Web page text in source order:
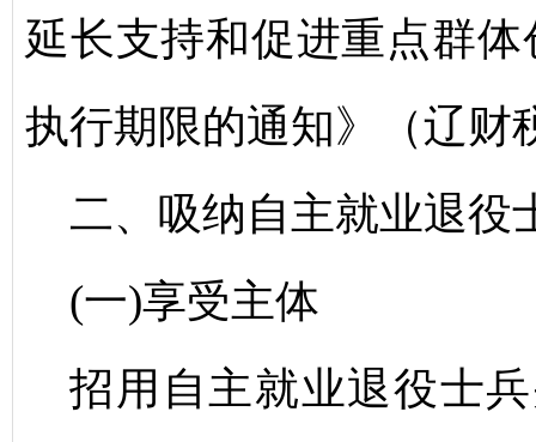
延长支持和促进重点群
执行期限的通知》（辽财
二、吸纳自主就业退役
(一)享受主体
招用自主就业退役士